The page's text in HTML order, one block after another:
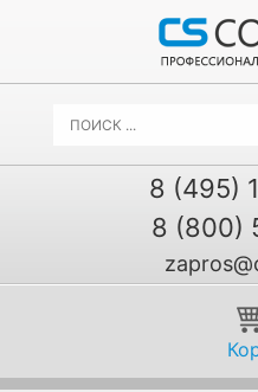
8 (495)
8 (800)